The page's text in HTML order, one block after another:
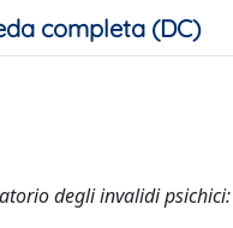
completa (DC)
degli invalidi